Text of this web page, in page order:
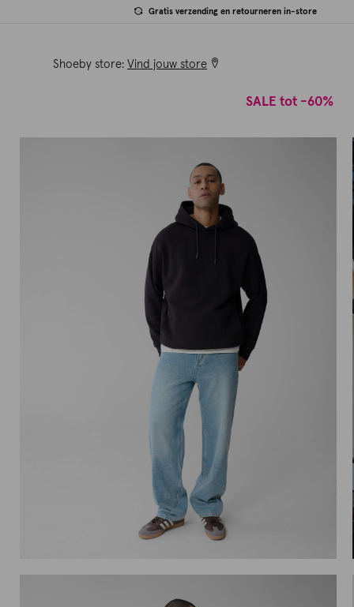
Gratis verzending en retourneren in-store
Shoeby store: Vind jouw store
SALE tot -60%